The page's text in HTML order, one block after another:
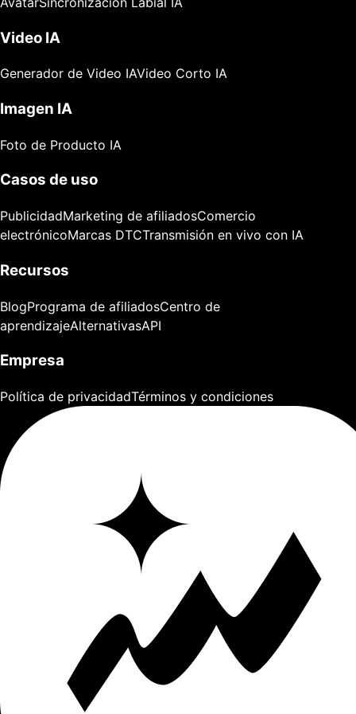
Video IA
Generador de Video IAVideo Corto IA
Imagen IA
Foto de Producto IA
Casos de uso
PublicidadMarketing de afiliadosComercio
electrónicoMarcas DTCTransmisión en vivo con IA
Recursos
BlogPrograma de afiliadosCentro de
aprendizajeAlternativasAPI
Empresa
Política de privacidadTérminos y condiciones